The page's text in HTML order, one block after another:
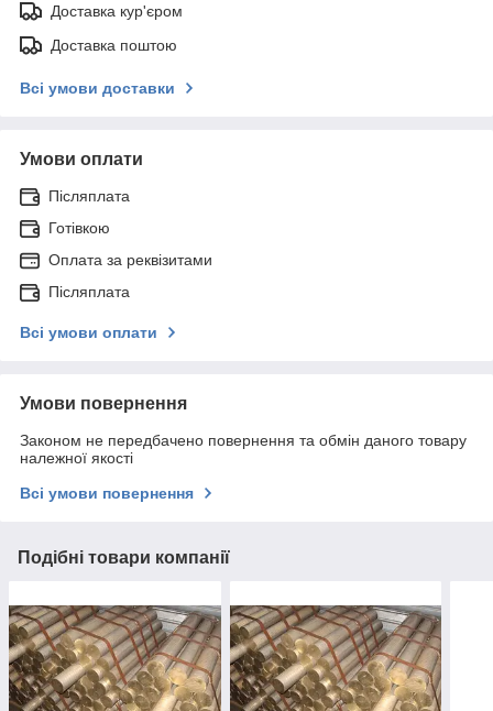
Доставка кур'єром
Доставка поштою
Всі умови доставки
Умови оплати
Післяплата
Готівкою
Оплата за реквізитами
Післяплата
Всі умови оплати
Умови повернення
Законом не передбачено повернення та обмін даного товару
належної якості
Всі умови повернення
Подібні товари компанії